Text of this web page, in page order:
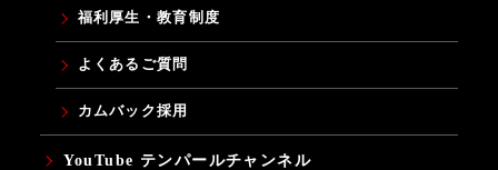
福利厚生・教育制度
よくあるご質問
カムバック採用
YouTube テンパールチャンネル